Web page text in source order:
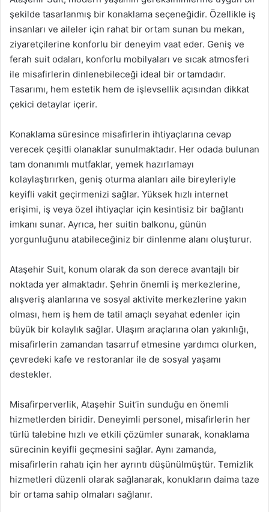
şekilde tasarlanmış bir konaklama seçeneğidir. Özellikle iş
insanları ve aileler için rahat bir ortam sunan bu mekan,
ziyaretçilerine konforlu bir deneyim vaat eder. Geniş ve
ferah suit odaları, konforlu mobilyaları ve sıcak atmosferi
ile misafirlerin dinlenebileceği ideal bir ortamdadır.
Tasarımı, hem estetik hem de işlevsellik açısından dikkat
çekici detaylar içerir.
Konaklama süresince misafirlerin ihtiyaçlarına cevap
verecek çeşitli olanaklar sunulmaktadır. Her odada bulunan
tam donanımlı mutfaklar, yemek hazırlamayı
kolaylaştırırken, geniş oturma alanları aile bireyleriyle
keyifli vakit geçirmenizi sağlar. Yüksek hızlı internet
erişimi, iş veya özel ihtiyaçlar için kesintisiz bir bağlantı
imkanı sunar. Ayrıca, her suitin balkonu, günün
yorgunluğunu atabileceğiniz bir dinlenme alanı oluşturur.
Ataşehir Suit, konum olarak da son derece avantajlı bir
noktada yer almaktadır. Şehrin önemli iş merkezlerine,
alışveriş alanlarına ve sosyal aktivite merkezlerine yakın
olması, hem iş hem de tatil amaçlı seyahat edenler için
büyük bir kolaylık sağlar. Ulaşım araçlarına olan yakınlığı,
misafirlerin zamandan tasarruf etmesine yardımcı olurken,
çevredeki kafe ve restoranlar ile de sosyal yaşamı
destekler.
Misafirperverlik, Ataşehir Suit’in sunduğu en önemli
hizmetlerden biridir. Deneyimli personel, misafirlerin her
türlü talebine hızlı ve etkili çözümler sunarak, konaklama
sürecinin keyifli geçmesini sağlar. Aynı zamanda,
misafirlerin rahatı için her ayrıntı düşünülmüştür. Temizlik
hizmetleri düzenli olarak sağlanarak, konukların daima taze
bir ortama sahip olmaları sağlanır.